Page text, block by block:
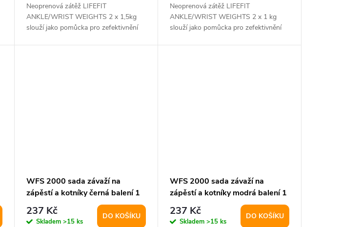
Neoprenová zátěž LIFEFIT
ANKLE/WRIST WEIGHTS 2 x 1,5kg
slouží jako pomůcka pro zefektivnění
Neoprenová zátěž LIFEFIT
ANKLE/WRIST WEIGHTS 2 x 1 kg
slouží jako pomůcka pro zefektivnění
WFS 2000 sada závaží na
zápěstí a kotníky černá balení 1
pár
237 Kč
Skladem >15 ks
DO KOŠÍKU
WFS 2000 sada závaží na
zápěstí a kotníky modrá balení 1
pár
237 Kč
Skladem >15 ks
DO KOŠÍKU